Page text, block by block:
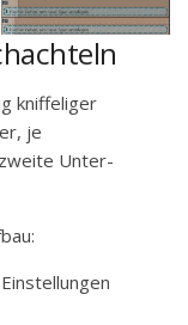
kniffeliger
je
Unter-